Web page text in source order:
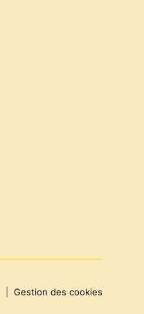
Gestion des cookies